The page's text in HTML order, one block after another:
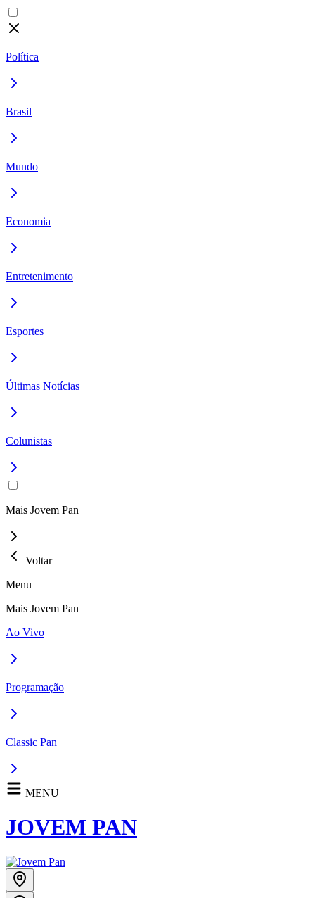
Política
Brasil
Mundo
Economia
Entretenimento
Esportes
Últimas Notícias
Colunistas
Mais Jovem Pan
Voltar
Menu
Mais Jovem Pan
Ao Vivo
Programação
Classic Pan
MENU
JOVEM PAN